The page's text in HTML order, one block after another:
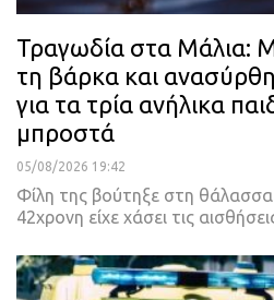
Τραγωδία στα Μάλια:
τη βάρκα και
για τα τρία ανήλικα
μπροστά
05/08/2026 19:42
Φίλη της βούτηξε στη θάλασσα
42χρονη είχε χάσει τις